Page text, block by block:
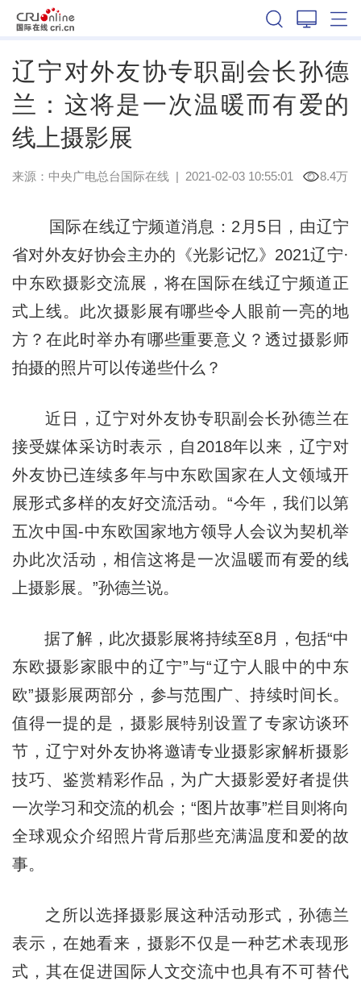
辽宁对外友协专职副会长孙德
兰：这将是一次温暖而有爱的
线上摄影展
来源： 中央广电总台国际在线| 2021-02-03 10:55:01 8.4万
国际在线辽宁频道消息：2月5日，由辽宁
省对外友好协会主办的《光影记忆》2021辽宁·
中东欧摄影交流展，将在国际在线辽宁频道正
式上线。此次摄影展有哪些令人眼前一亮的地
方？在此时举办有哪些重要意义？透过摄影师
拍摄的照片可以传递些什么？
近日，辽宁对外友协专职副会长孙德兰在
接受媒体采访时表示，自2018年以来，辽宁对
外友协已连续多年与中东欧国家在人文领域开
展形式多样的友好交流活动。“今年，我们以第
五次中国-中东欧国家地方领导人会议为契机举
办此次活动，相信这将是一次温暖而有爱的线
上摄影展。”孙德兰说。
据了解，此次摄影展将持续至8月，包括“中
东欧摄影家眼中的辽宁”与“辽宁人眼中的中东
欧”摄影展两部分，参与范围广、持续时间长。
值得一提的是，摄影展特别设置了专家访谈环
节，辽宁对外友协将邀请专业摄影家解析摄影
技巧、鉴赏精彩作品，为广大摄影爱好者提供
一次学习和交流的机会；“图片故事”栏目则将向
全球观众介绍照片背后那些充满温度和爱的故
事。
之所以选择摄影展这种活动形式，孙德兰
表示，在她看来，摄影不仅是一种艺术表现形
式，其在促进国际人文交流中也具有不可替代